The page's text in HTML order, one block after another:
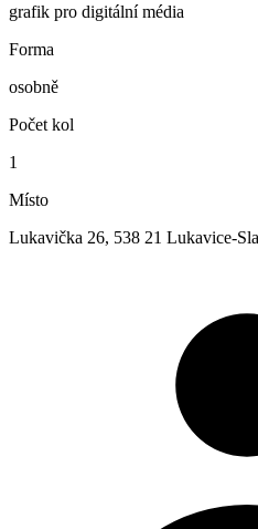
grafik pro digitální média
Forma
osobně
Počet kol
1
Místo
Lukavička 26, 538 21 Lukavice-